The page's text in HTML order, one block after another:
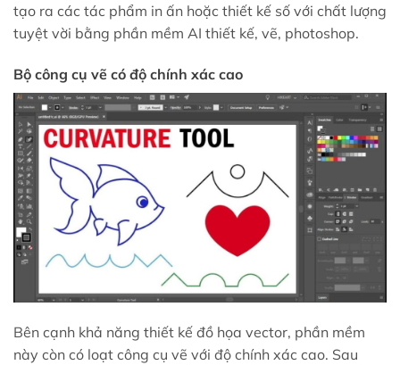
tạo ra các tác phẩm in ấn hoặc thiết kế số với chất lượng
tuyệt vời bằng phần mềm AI thiết kế, vẽ, photoshop.
Bộ công cụ vẽ có độ chính xác cao
Bên cạnh khả năng thiết kế đồ họa vector, phần mềm
này còn có loạt công cụ vẽ với độ chính xác cao. Sau